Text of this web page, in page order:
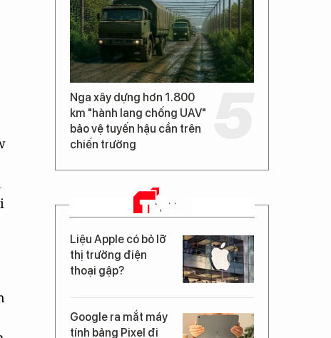
Nga xây dựng hơn 1.800
km "hành lang chống UAV"
bảo vệ tuyến hậu cần trên
chiến trường
TIN MỚI
Liệu Apple có bỏ lỡ
thị trường điện
thoại gập?
Google ra mắt máy
tính bảng Pixel đi